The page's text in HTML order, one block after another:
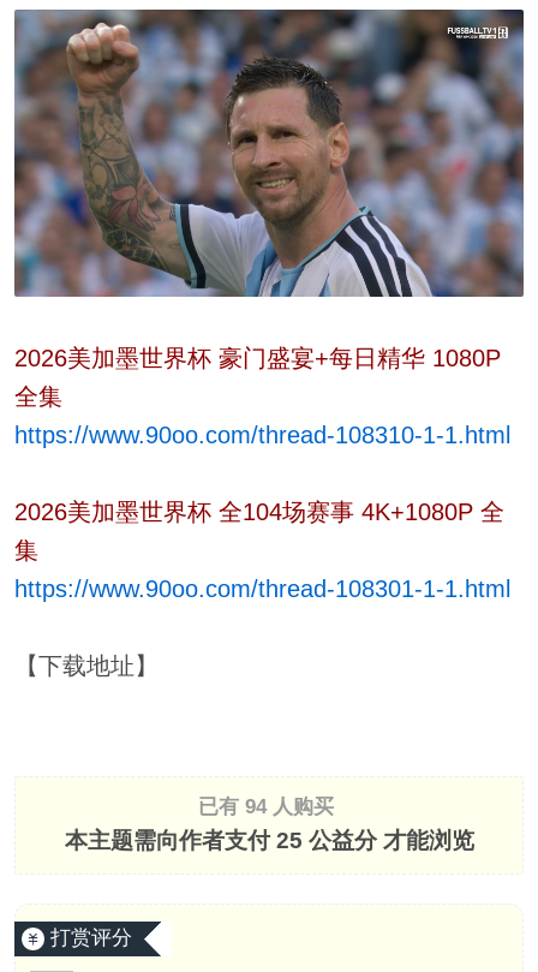
2026美加墨世界杯 豪门盛宴+每日精华 1080P
全集
https://www.90oo.com/thread-108310-1-1.html
2026美加墨世界杯 全104场赛事 4K+1080P 全
集
https://www.90oo.com/thread-108301-1-1.html
【下载地址】
已有 94 人购买
本主题需向作者支付25 公益分才能浏览
打赏评分